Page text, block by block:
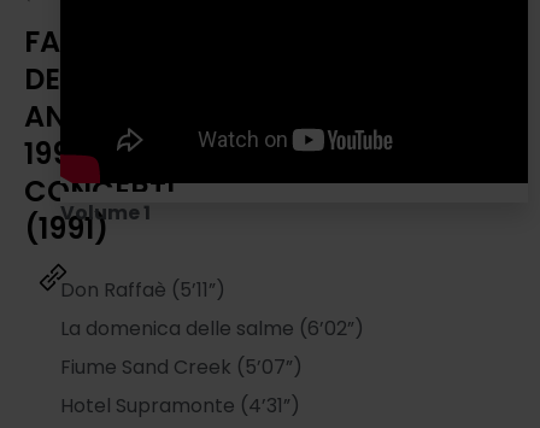
FABRIZIO
DE
ANDRÉ
1991
CONCERTI
(1991)
Volume 1
Don Raffaè (5’11”)
La domenica delle salme (6’02”)
Fiume Sand Creek (5’07”)
Hotel Supramonte (4’31”)